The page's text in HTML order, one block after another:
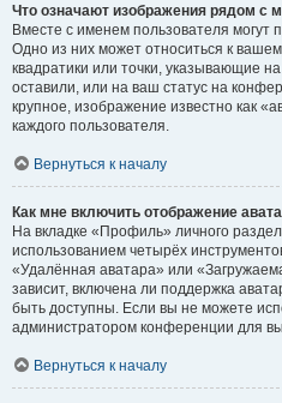
Что означают изображения рядом с
Вместе с именем пользователя могут
Одно из них может относиться к
квадратики или точки, указывающие
оставили, или на ваш статус на
крупное, изображение известно как
каждого пользователя.
Вернуться к началу
Как мне включить отображение
На вкладке «Профиль» личного
использованием четырёх
«Удалённая аватара» или
зависит, включена ли поддержка
быть доступны. Если вы не можете
администратором конференции для
Вернуться к началу